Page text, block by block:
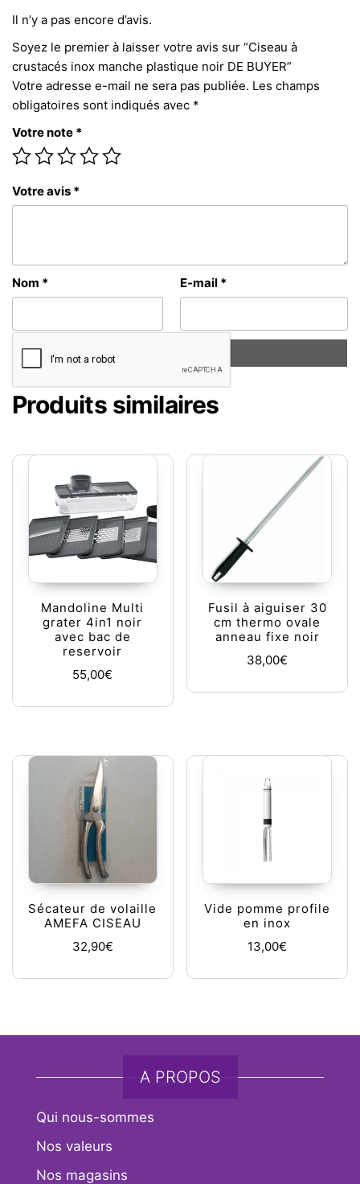
Il n’y a pas encore d’avis.
Soyez le premier à laisser votre avis sur “Ciseau à
crustacés inox manche plastique noir DE BUYER”
Votre adresse e-mail ne sera pas publiée. Les champs
obligatoires sont indiqués avec *
Votre note *
Votre avis *
Nom * E-mail *
Produits similaires
Mandoline Multi
grater 4in1 noir
avec bac de
reservoir
55,00€
Fusil à aiguiser 30
cm thermo ovale
anneau fixe noir
38,00€
Sécateur de volaille
AMEFA CISEAU
32,90€
Vide pomme profile
en inox
13,00€
A PROPOS
Qui nous-sommes
Nos valeurs
Nos magasins